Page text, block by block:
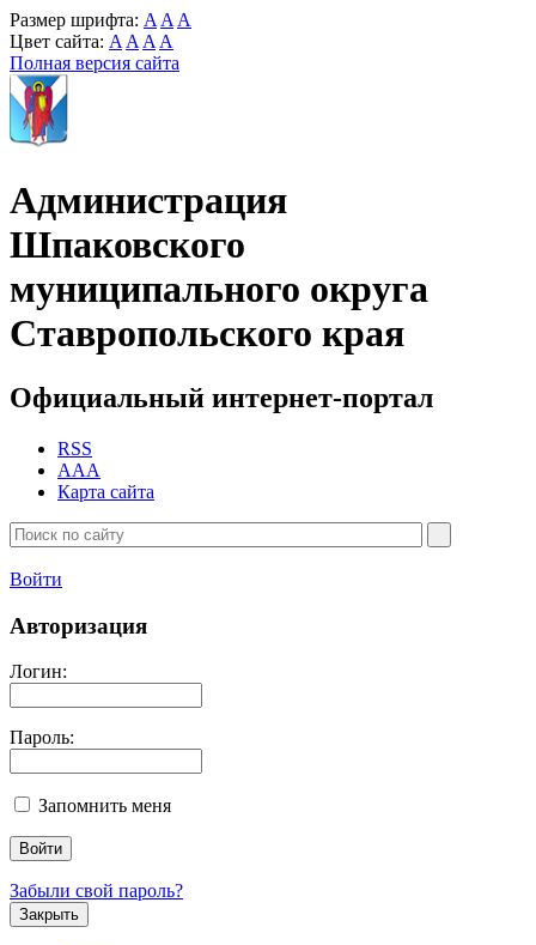
Размер шрифта: A A A
Цвет сайта: A A A A
Полная версия сайта
Администрация
Шпаковского
муниципального округа
Ставропольского края
Официальный интернет-портал
RSS
AAA
Карта сайта
Войти
Авторизация
Логин:
Пароль:
Запомнить меня
Забыли свой пароль?
Закрыть